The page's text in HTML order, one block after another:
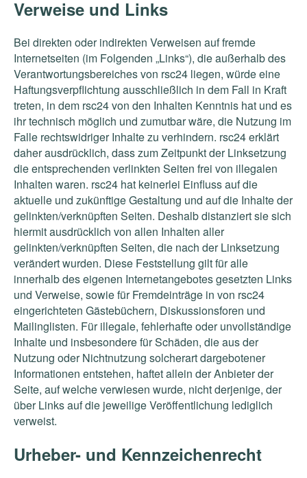
Verweise und Links
Bei direkten oder indirekten Verweisen auf fremde
Internetseiten (im Folgenden „Links“), die außerhalb des
Verantwortungsbereiches von rsc24 liegen, würde eine
Haftungsverpflichtung ausschließlich in dem Fall in Kraft
treten, in dem rsc24 von den Inhalten Kenntnis hat und es
ihr technisch möglich und zumutbar wäre, die Nutzung im
Falle rechtswidriger Inhalte zu verhindern. rsc24 erklärt
daher ausdrücklich, dass zum Zeitpunkt der Linksetzung
die entsprechenden verlinkten Seiten frei von illegalen
Inhalten waren. rsc24 hat keinerlei Einfluss auf die
aktuelle und zukünftige Gestaltung und auf die Inhalte der
gelinkten/verknüpften Seiten. Deshalb distanziert sie sich
hiermit ausdrücklich von allen Inhalten aller
gelinkten/verknüpften Seiten, die nach der Linksetzung
verändert wurden. Diese Feststellung gilt für alle
innerhalb des eigenen Internetangebotes gesetzten Links
und Verweise, sowie für Fremdeinträge in von rsc24
eingerichteten Gästebüchern, Diskussionsforen und
Mailinglisten. Für illegale, fehlerhafte oder unvollständige
Inhalte und insbesondere für Schäden, die aus der
Nutzung oder Nichtnutzung solcherart dargebotener
Informationen entstehen, haftet allein der Anbieter der
Seite, auf welche verwiesen wurde, nicht derjenige, der
über Links auf die jeweilige Veröffentlichung lediglich
verweist.
Urheber- und Kennzeichenrecht